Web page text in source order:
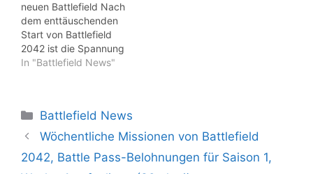
neuen Battlefield Nach
dem enttäuschenden
Start von Battlefield
2042 ist die Spannung
groß, was das nächste
episches Erlebnis und
betont, dass das Studio
Entwicklung des Titels
In "Battlefield News"
Kategorien
Battlefield News
Wöchentliche Missionen von Battlefield
2042, Battle Pass-Belohnungen für Saison 1,